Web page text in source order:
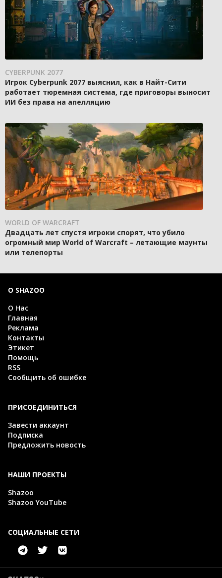
CYBERPUNK 2077
Игрок Cyberpunk 2077 выяснил, как в Найт-Сити
работает тюремная система, где приговоры выносит
ИИ без права на апелляцию
WORLD OF WARCRAFT
Двадцать лет спустя игроки спорят, что убило
огромный мир World of Warcraft – летающие маунты
или телепорты
О SHAZOO
О Нас
Главная
Реклама
Контакты
Этикет
Помощь
RSS
Сообщить об ошибке
ПРИСОЕДИНИТЬСЯ
Завести аккаунт
Подписка
Предложить новость
НАШИ ПРОЕКТЫ
Shazoo
Shazoo YouTube
СОЦИАЛЬНЫЕ СЕТИ